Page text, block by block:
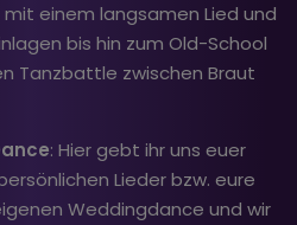
einem langsamen Lied und
bis hin zum Old-School
Tanzbattle zwischen Braut
: Hier gebt ihr uns euer
Lieder bzw. eure
Weddingdance und wir